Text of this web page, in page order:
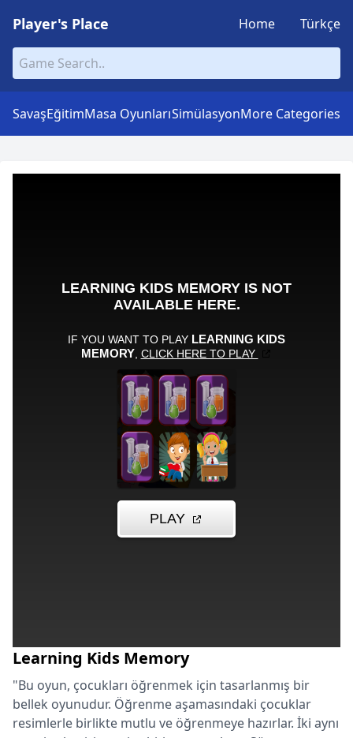
Player's Place Home Türkçe
SavaşEğitimMasa OyunlarıSimülasyonMore Categories
Learning Kids Memory
"Bu oyun, çocukları öğrenmek için tasarlanmış bir
bellek oyunudur. Öğrenme aşamasındaki çocuklar
resimlerle birlikte mutlu ve öğrenmeye hazırlar. İki aynı